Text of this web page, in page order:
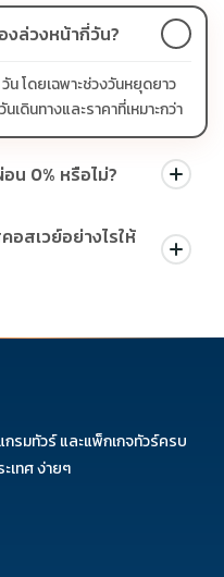
งล่วงหน้ากี่วัน?
โดยเฉพาะช่วงวันหยุดยาว
ดินทางและราคาที่เหมาะกว่า
น 0% หรือไม่?
นบัตรเครดิตตามเงื่อนไขที่
นในรายการทัวร์แต่ละ
อสเวย์อย่างไรให้
ยงอย่างเดียว
รมทัวร์ และแพ็กเกจทัวร์ครบ
เทศ ง่ายๆ